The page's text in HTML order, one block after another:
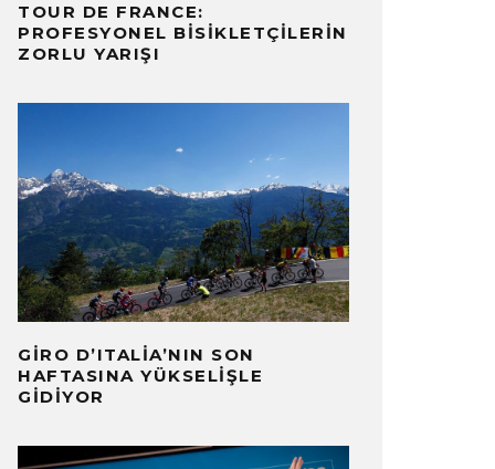
TOUR DE FRANCE:
PROFESYONEL BISIKLETÇILERIN
ZORLU YARIŞI
GIRO D’ITALIA’NIN SON
HAFTASINA YÜKSELIŞLE
GIDIYOR